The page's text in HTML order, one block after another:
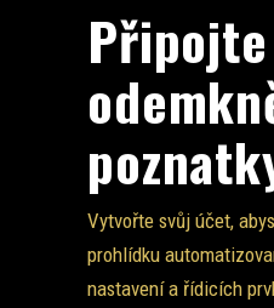
Vytvořte svůj účet,
prohlídku
nastavení a řídicích